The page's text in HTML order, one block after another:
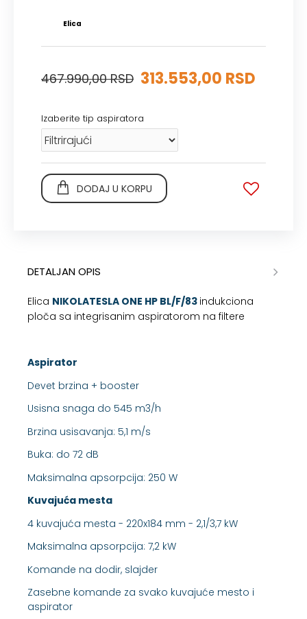
Elica
313.553,00 RSD
467.990,00 RSD
Izaberite tip aspiratora
DODAJ U KORPU
DETALJAN OPIS
Elica NIKOLATESLA ONE HP BL/F/83 indukciona
ploča sa integrisanim aspiratorom na filtere
Aspirator
Devet brzina + booster
Usisna snaga do 545 m3/h
Brzina usisavanja: 5,1 m/s
Buka: do 72 dB
Maksimalna apsorpcija: 250 W
Kuvajuća mesta
4 kuvajuća mesta - 220x184 mm - 2,1/3,7 kW
Maksimalna apsorpcija: 7,2 kW
Komande na dodir, slajder
Zasebne komande za svako kuvajuće mesto i
aspirator